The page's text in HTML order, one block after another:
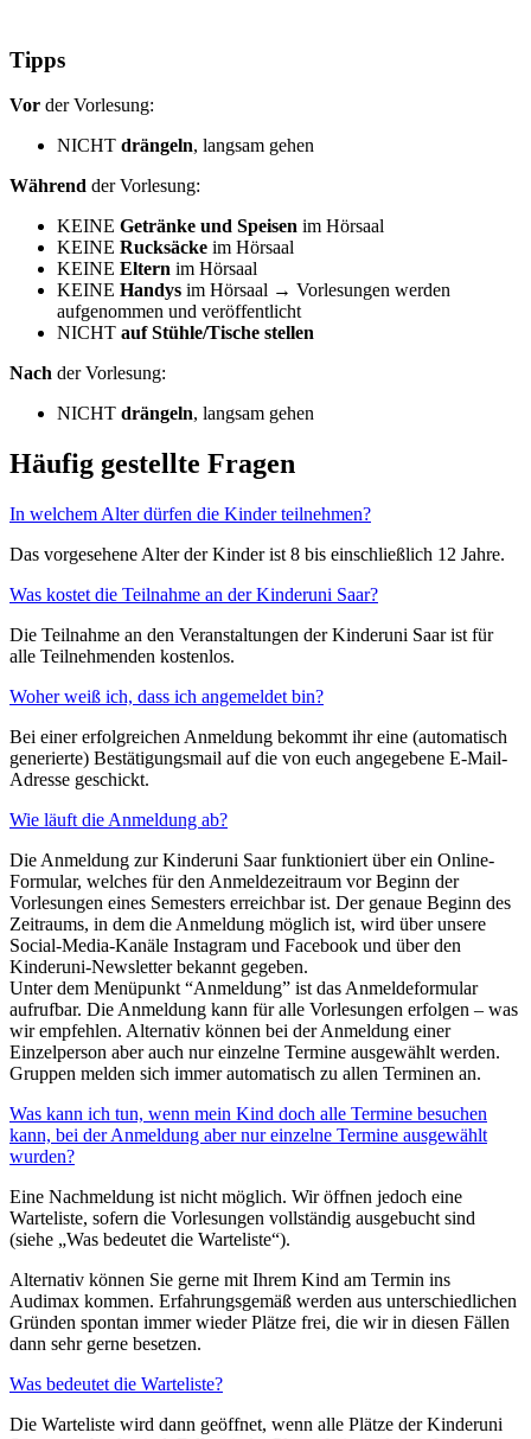
Tipps
Vor der Vorlesung:
NICHT drängeln, langsam gehen
Während der Vorlesung:
KEINE Getränke und Speisen im Hörsaal
KEINE Rucksäcke im Hörsaal
KEINE Eltern im Hörsaal
KEINE Handys im Hörsaal → Vorlesungen werden
aufgenommen und veröffentlicht
NICHT auf Stühle/Tische stellen
Nach der Vorlesung:
NICHT drängeln, langsam gehen
Häufig gestellte Fragen
In welchem Alter dürfen die Kinder teilnehmen?
Das vorgesehene Alter der Kinder ist 8 bis einschließlich 12 Jahre.
Was kostet die Teilnahme an der Kinderuni Saar?
Die Teilnahme an den Veranstaltungen der Kinderuni Saar ist für
alle Teilnehmenden kostenlos.
Woher weiß ich, dass ich angemeldet bin?
Bei einer erfolgreichen Anmeldung bekommt ihr eine (automatisch
generierte) Bestätigungsmail auf die von euch angegebene E-Mail-
Adresse geschickt.
Wie läuft die Anmeldung ab?
Die Anmeldung zur Kinderuni Saar funktioniert über ein Online-
Formular, welches für den Anmeldezeitraum vor Beginn der
Vorlesungen eines Semesters erreichbar ist. Der genaue Beginn des
Zeitraums, in dem die Anmeldung möglich ist, wird über unsere
Social-Media-Kanäle Instagram und Facebook und über den
Kinderuni-Newsletter bekannt gegeben.
Unter dem Menüpunkt “Anmeldung” ist das Anmeldeformular
aufrufbar. Die Anmeldung kann für alle Vorlesungen erfolgen – was
wir empfehlen. Alternativ können bei der Anmeldung einer
Einzelperson aber auch nur einzelne Termine ausgewählt werden.
Gruppen melden sich immer automatisch zu allen Terminen an.
Was kann ich tun, wenn mein Kind doch alle Termine besuchen
kann, bei der Anmeldung aber nur einzelne Termine ausgewählt
wurden?
Eine Nachmeldung ist nicht möglich. Wir öffnen jedoch eine
Warteliste, sofern die Vorlesungen vollständig ausgebucht sind
(siehe „Was bedeutet die Warteliste“).
Alternativ können Sie gerne mit Ihrem Kind am Termin ins
Audimax kommen. Erfahrungsgemäß werden aus unterschiedlichen
Gründen spontan immer wieder Plätze frei, die wir in diesen Fällen
dann sehr gerne besetzen.
Was bedeutet die Warteliste?
Die Warteliste wird dann geöffnet, wenn alle Plätze der Kinderuni